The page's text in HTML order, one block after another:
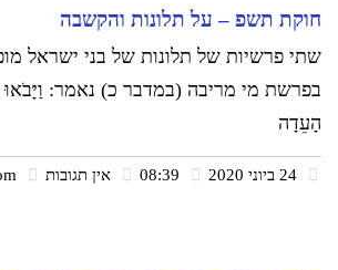
חוקת תשפ – על תלונות והקשבה
שתי פרשיות של תלונות של בני ישראל
בפרשת מי מריבה (במדבר כ) נאמר: וַיָּבֹאוּ
הָעֵדָה
אין תגובות